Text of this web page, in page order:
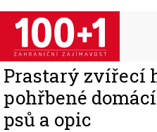
Přejít
hlavnímu
obsahu
Prastarý zvířecí
pohřbené
psů a opic